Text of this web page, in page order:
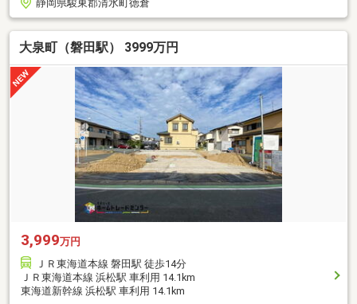
静岡県駿東郡清水町徳倉
大泉町（磐田駅） 3999万円
3,999万円
ＪＲ東海道本線 磐田駅 徒歩14分
ＪＲ東海道本線 浜松駅 車利用 14.1km
東海道新幹線 浜松駅 車利用 14.1km